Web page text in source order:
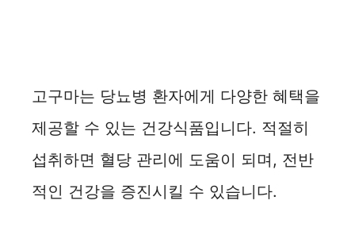
고구마는 당뇨병 환자에게 다양한 혜택을
제공할 수 있는 건강식품입니다. 적절히
섭취하면 혈당 관리에 도움이 되며, 전반
적인 건강을 증진시킬 수 있습니다.